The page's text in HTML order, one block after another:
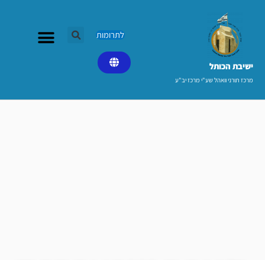
ישיבת הכותל​
מרכז תורני וואהל שע"י מרכז יב"ע
לתרומות